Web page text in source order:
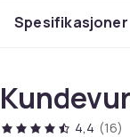
Spesifikasjoner
4,4 (16)